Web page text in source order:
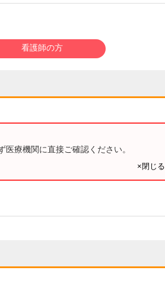
看護師の方
療機関に直接ご確認ください。
×閉じる